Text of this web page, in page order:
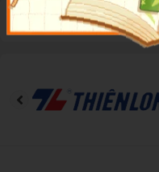
Đánh giá sản phẩm